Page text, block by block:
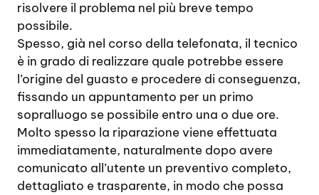
risolvere il problema nel più breve tempo
possibile.
Spesso, già nel corso della telefonata, il tecnico
è in grado di realizzare quale potrebbe essere
l’origine del guasto e procedere di conseguenza,
fissando un appuntamento per un primo
sopralluogo se possibile entro una o due ore.
Molto spesso la riparazione viene effettuata
immediatamente, naturalmente dopo avere
comunicato all’utente un preventivo completo,
dettagliato e trasparente, in modo che possa